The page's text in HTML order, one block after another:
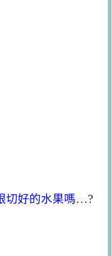
切好的水果嗎…?